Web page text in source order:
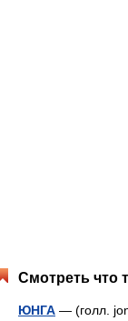
Смотреть что
ЮНГА — (голл.